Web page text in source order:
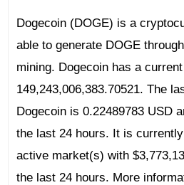
Dogecoin (DOGE) is a
able to generate DOGE
mining. Dogecoin has a
149,243,006,383.70521. The
Dogecoin is 0.22489783 USD
the last 24 hours. It is
active market(s) with
the last 24 hours. More